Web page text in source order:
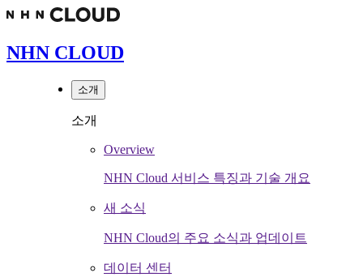
NHN CLOUD
소개
소개
Overview
NHN Cloud 서비스 특징과 기술 개요
새 소식
NHN Cloud의 주요 소식과 업데이트
데이터 센터